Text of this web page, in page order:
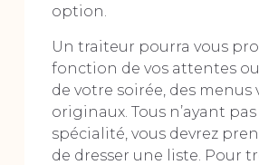
option.
Un traiteur pourra vous
fonction de vos attentes
de votre soirée, des menus
originaux. Tous n’ayant
spécialité, vous devrez
de dresser une liste. Pour